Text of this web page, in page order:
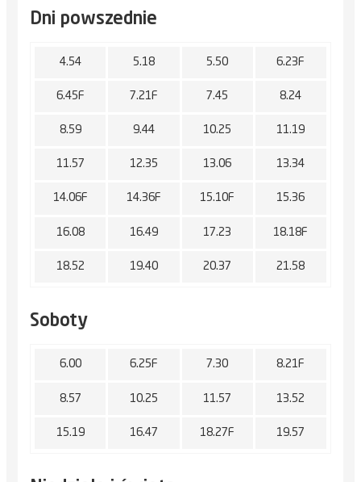
Dni powszednie
4.54 5.18 5.50 6.23F
6.45F 7.21F 7.45 8.24
8.59 9.44 10.25 11.19
11.57 12.35 13.06 13.34
14.06F 14.36F 15.10F 15.36
16.08 16.49 17.23 18.18F
18.52 19.40 20.37 21.58
Soboty
6.00 6.25F 7.30 8.21F
8.57 10.25 11.57 13.52
15.19 16.47 18.27F 19.57